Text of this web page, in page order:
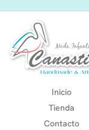
Inicio
Tienda
Contacto